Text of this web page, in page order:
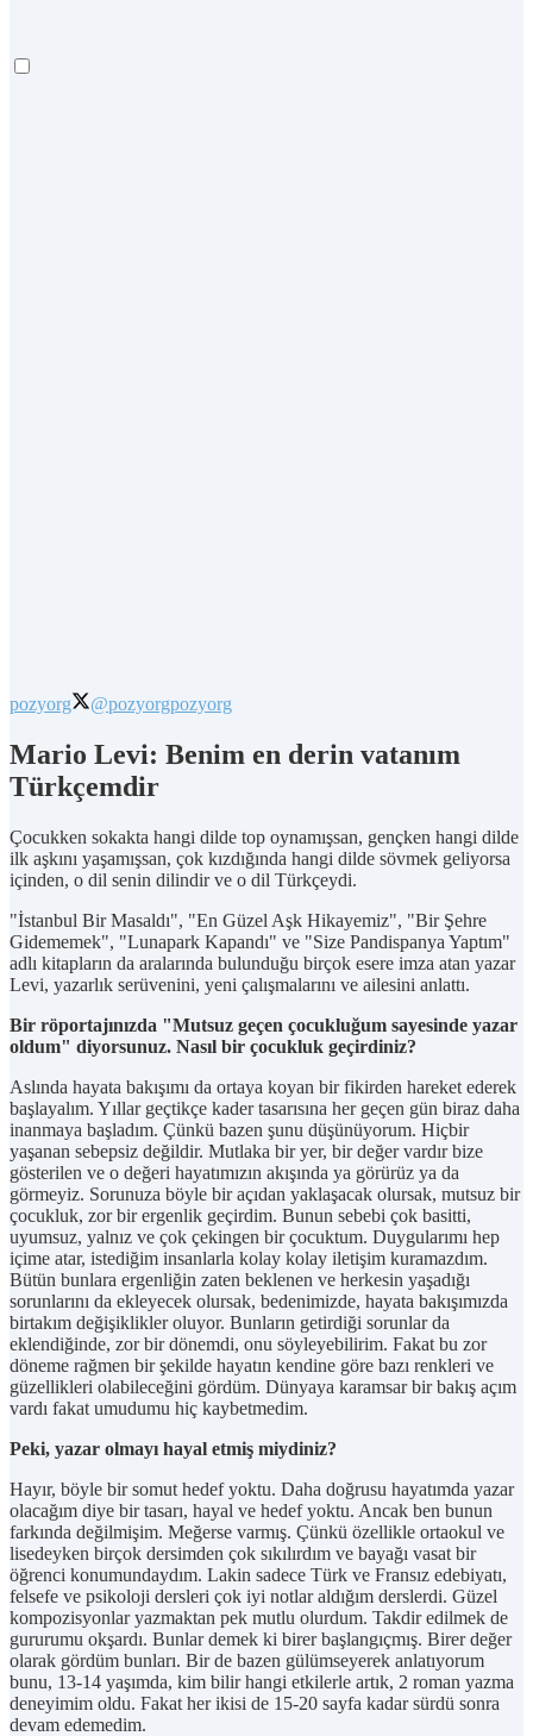
pozyorg @pozyorgpozyorg
Mario Levi: Benim en derin vatanım
Türkçemdir
Çocukken sokakta hangi dilde top oynamışsan, gençken hangi dilde
ilk aşkını yaşamışsan, çok kızdığında hangi dilde sövmek geliyorsa
içinden, o dil senin dilindir ve o dil Türkçeydi.
"İstanbul Bir Masaldı", "En Güzel Aşk Hikayemiz", "Bir Şehre
Gidememek", "Lunapark Kapandı" ve "Size Pandispanya Yaptım"
adlı kitapların da aralarında bulunduğu birçok esere imza atan yazar
Levi, yazarlık serüvenini, yeni çalışmalarını ve ailesini anlattı.
Bir röportajınızda "Mutsuz geçen çocukluğum sayesinde yazar
oldum" diyorsunuz. Nasıl bir çocukluk geçirdiniz?
Aslında hayata bakışımı da ortaya koyan bir fikirden hareket ederek
başlayalım. Yıllar geçtikçe kader tasarısına her geçen gün biraz daha
inanmaya başladım. Çünkü bazen şunu düşünüyorum. Hiçbir
yaşanan sebepsiz değildir. Mutlaka bir yer, bir değer vardır bize
gösterilen ve o değeri hayatımızın akışında ya görürüz ya da
görmeyiz. Sorunuza böyle bir açıdan yaklaşacak olursak, mutsuz bir
çocukluk, zor bir ergenlik geçirdim. Bunun sebebi çok basitti,
uyumsuz, yalnız ve çok çekingen bir çocuktum. Duygularımı hep
içime atar, istediğim insanlarla kolay kolay iletişim kuramazdım.
Bütün bunlara ergenliğin zaten beklenen ve herkesin yaşadığı
sorunlarını da ekleyecek olursak, bedenimizde, hayata bakışımızda
birtakım değişiklikler oluyor. Bunların getirdiği sorunlar da
eklendiğinde, zor bir dönemdi, onu söyleyebilirim. Fakat bu zor
döneme rağmen bir şekilde hayatın kendine göre bazı renkleri ve
güzellikleri olabileceğini gördüm. Dünyaya karamsar bir bakış açım
vardı fakat umudumu hiç kaybetmedim.
Peki, yazar olmayı hayal etmiş miydiniz?
Hayır, böyle bir somut hedef yoktu. Daha doğrusu hayatımda yazar
olacağım diye bir tasarı, hayal ve hedef yoktu. Ancak ben bunun
farkında değilmişim. Meğerse varmış. Çünkü özellikle ortaokul ve
lisedeyken birçok dersimden çok sıkılırdım ve bayağı vasat bir
öğrenci konumundaydım. Lakin sadece Türk ve Fransız edebiyatı,
felsefe ve psikoloji dersleri çok iyi notlar aldığım derslerdi. Güzel
kompozisyonlar yazmaktan pek mutlu olurdum. Takdir edilmek de
gururumu okşardı. Bunlar demek ki birer başlangıçmış. Birer değer
olarak gördüm bunları. Bir de bazen gülümseyerek anlatıyorum
bunu, 13-14 yaşımda, kim bilir hangi etkilerle artık, 2 roman yazma
deneyimim oldu. Fakat her ikisi de 15-20 sayfa kadar sürdü sonra
devam edemedim.